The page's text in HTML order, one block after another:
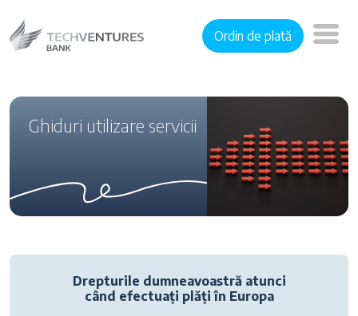
Ordin de plată
Ghiduri utilizare servicii
Drepturile dumneavoastră atunci
când efectuați plăți în Europa